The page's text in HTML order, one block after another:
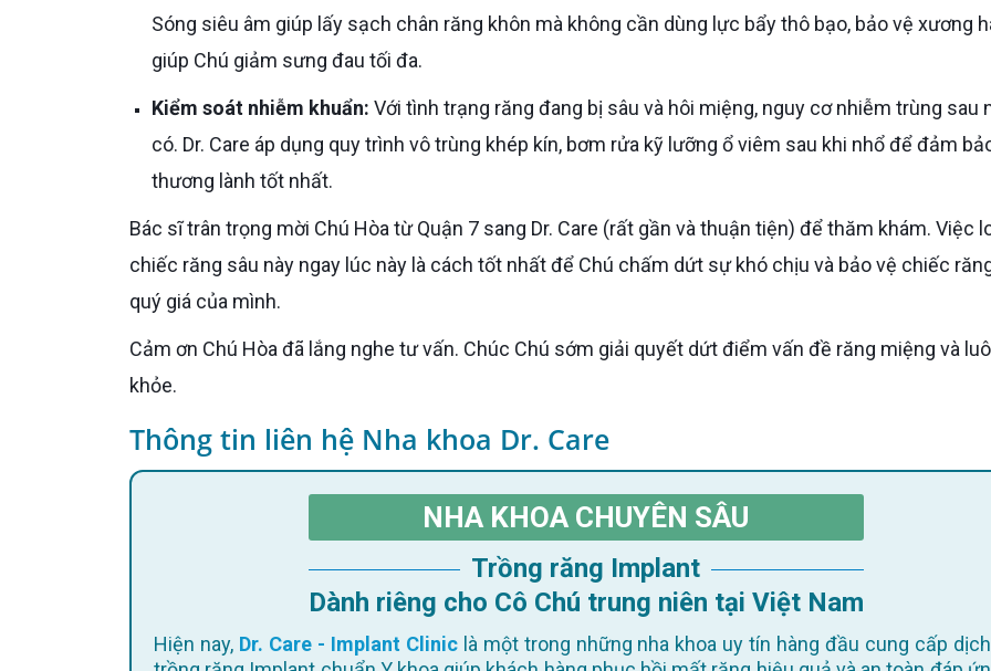
Sóng siêu âm giúp lấy sạch chân răng khôn mà không cần dùng lực bẩy thô bạo, bảo vệ xương
giúp Chú giảm sưng đau tối đa.
Kiểm soát nhiễm khuẩn: Với tình trạng răng đang bị sâu và hôi miệng, nguy cơ nhiễm trùng sau
có. Dr. Care áp dụng quy trình vô trùng khép kín, bơm rửa kỹ lưỡng ổ viêm sau khi nhổ để đảm
thương lành tốt nhất.
Bác sĩ trân trọng mời Chú Hòa từ Quận 7 sang Dr. Care (rất gần và thuận tiện) để thăm khám. Việc loại bỏ
chiếc răng sâu này ngay lúc này là cách tốt nhất để Chú chấm dứt sự khó chịu và bảo vệ chiếc
quý giá của mình.
Cảm ơn Chú Hòa đã lắng nghe tư vấn. Chúc Chú sớm giải quyết dứt điểm vấn đề răng miệng và luôn vui
khỏe.
Thông tin liên hệ Nha khoa Dr. Care
NHA KHOA CHUYÊN SÂU
Trồng răng Implant
Dành riêng cho Cô Chú trung niên tại Việt Nam
Hiện nay, Dr. Care - Implant Cliniclà một trong những nha khoa uy tín hàng đầu cung cấp